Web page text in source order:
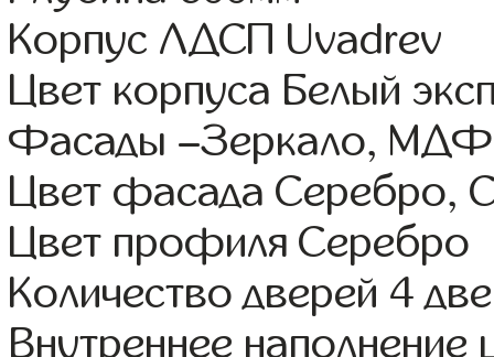
Корпус ЛДСП Uvadrev
Цвет корпуса Белый
Фасады –Зеркало, МДФ
Цвет фасада Серебро,
Цвет профиля Серебро
Количество дверей 4
Внутреннее